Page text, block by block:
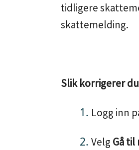
tidligere
skattemelding.
Slik korrigerer
Logg inn
Velg Gå